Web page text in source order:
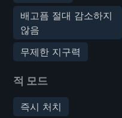
배고픔 절대 감소하지
않음
무제한 지구력
적 모드
즉시 처치